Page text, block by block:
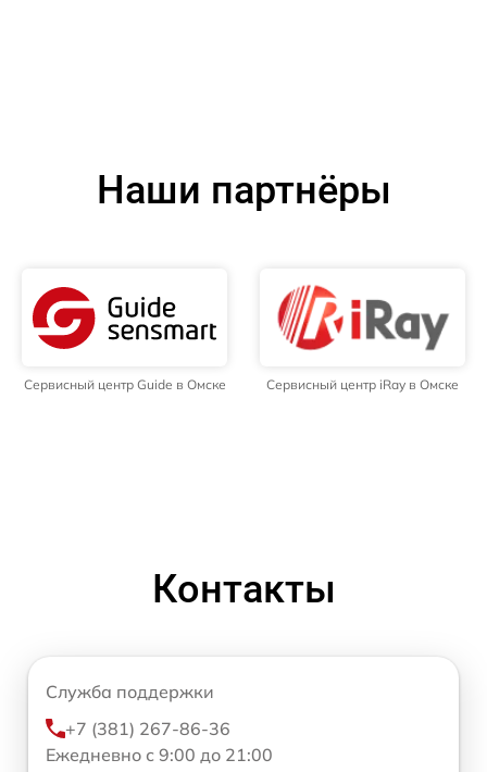
Наши партнёры
Сервисный центр Guide в Омске Сервисный центр iRay в Омске
Контакты
Служба поддержки
+7 (381) 267-86-36
Ежедневно с 9:00 до 21:00